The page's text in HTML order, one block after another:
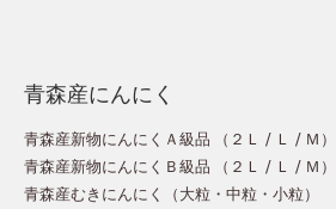
青森産にんにく
青森産新物にんにくＡ級品 （ ２Ｌ / Ｌ / Ｍ ）
青森産新物にんにくＢ級品 （ ２Ｌ / Ｌ / Ｍ ）
青森産むきにんにく（大粒 ・ 中粒 ・ 小粒）